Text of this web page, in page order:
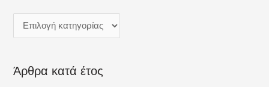
τ
σ
Άρθρα κατά έτος